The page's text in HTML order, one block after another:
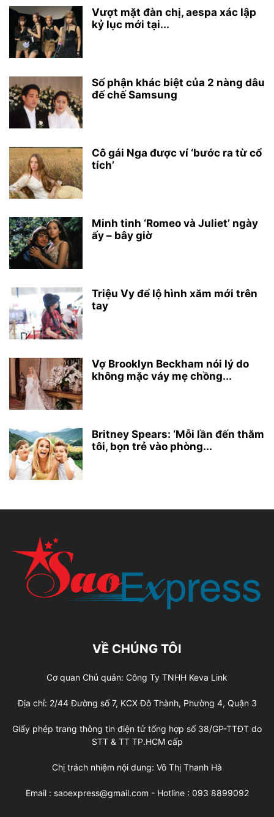
Vượt mặt đàn chị, aespa xác lập
kỷ lục mới tại...
Số phận khác biệt của 2 nàng dâu
đế chế Samsung
Cô gái Nga được ví ‘bước ra từ cổ
tích’
Minh tinh ‘Romeo và Juliet’ ngày
ấy – bây giờ
Triệu Vy để lộ hình xăm mới trên
tay
Vợ Brooklyn Beckham nói lý do
không mặc váy mẹ chồng...
Britney Spears: ‘Mỗi lần đến thăm
tôi, bọn trẻ vào phòng...
VỀ CHÚNG TÔI
Cơ quan Chủ quản: Công Ty TNHH Keva Link
Địa chỉ: 2/44 Đường số 7, KCX Đô Thành, Phường 4, Quận 3
Giấy phép trang thông tin điện tử tổng hợp số 38/GP-TTĐT do
STT & TT TP.HCM cấp
Chị trách nhiệm nội dung: Võ Thị Thanh Hà
Email : saoexpress@gmail.com - Hotline : 093 8899092